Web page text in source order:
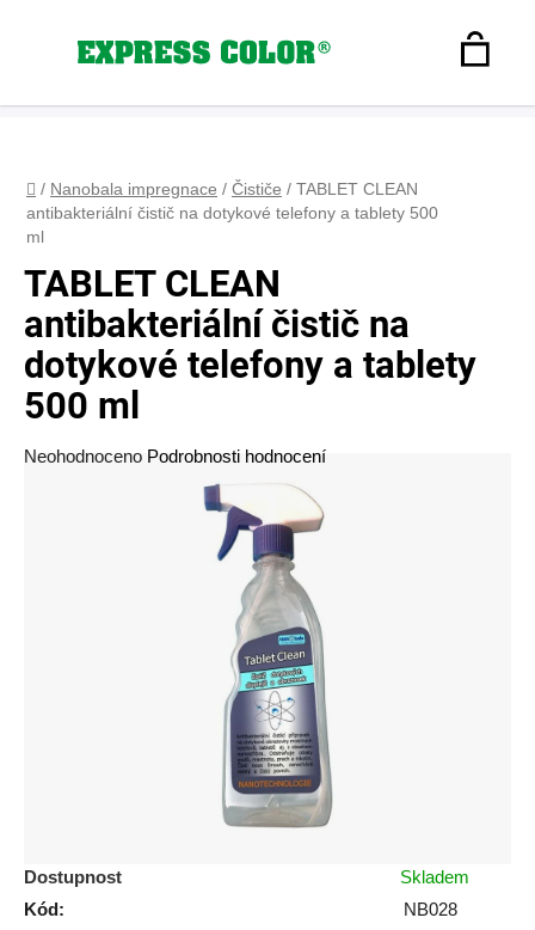
Hledat
Domů
/ Nanobala impregnace / Čističe / TABLET CLEAN
antibakteriální čistič na dotykové telefony a tablety 500
ml
Dostupnost
Skladem
Kód:
NB028
TABLET CLEAN
antibakteriální čistič na
dotykové telefony a tablety
500 ml
Průměrné
Neohodnoceno Podrobnosti hodnocení